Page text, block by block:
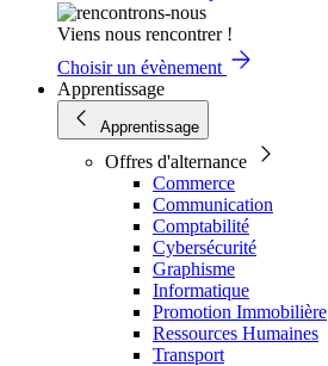
Viens nous rencontrer !
Choisir un évènement
Apprentissage
Apprentissage
Offres d'alternance
Commerce
Communication
Comptabilité
Cybersécurité
Graphisme
Informatique
Promotion Immobilière
Ressources Humaines
Transport